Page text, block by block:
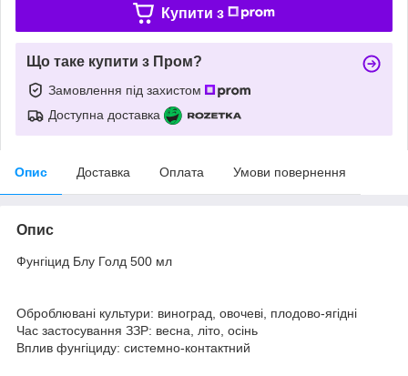
Купити з
Що таке купити з Пром?
Замовлення під захистом
Доступна доставка
Опис Доставка Оплата Умови повернення
Опис
Фунгіцид Блу Голд 500 мл
Оброблювані культури: виноград, овочеві, плодово-ягідні
Час застосування ЗЗР: весна, літо, осінь
Вплив фунгіциду: системно-контактний